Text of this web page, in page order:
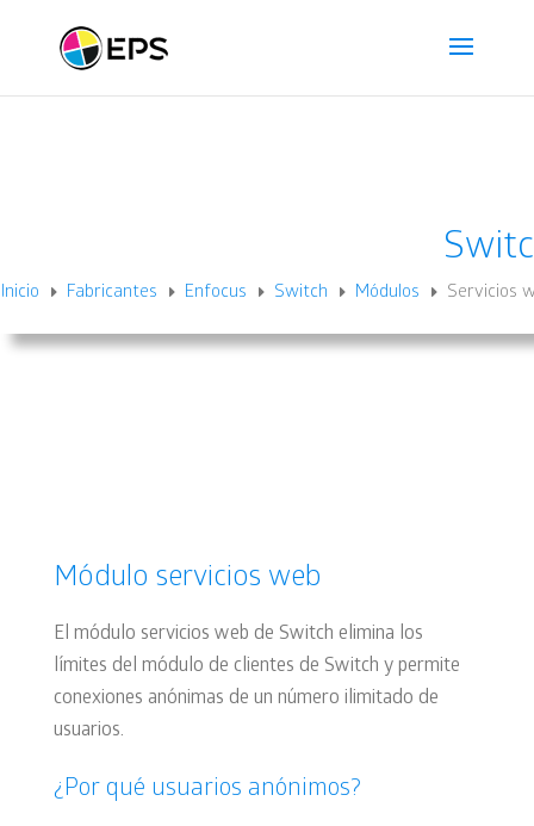
Inicio E Fabricantes E Enfocus E Switch E Módulos E Servicios
Módulo servicios web
El módulo servicios web de Switch elimina los
límites del módulo de clientes de Switch y permite
conexiones anónimas de un número ilimitado de
usuarios.
¿Por qué usuarios anónimos?